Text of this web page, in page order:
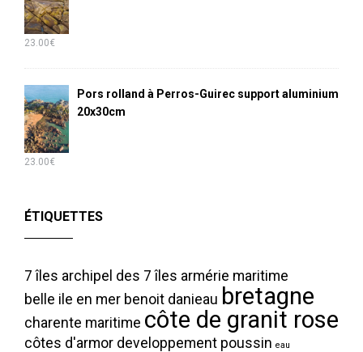
23.00€
Pors rolland à Perros-Guirec support aluminium
20x30cm
23.00€
ÉTIQUETTES
7 îles archipel des 7 îles armérie maritime
belle ile en mer benoit danieau bretagne
charente maritime côte de granit rose
côtes d'armor developpement poussin eau